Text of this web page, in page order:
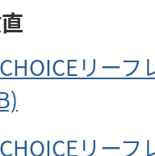
リー
リー